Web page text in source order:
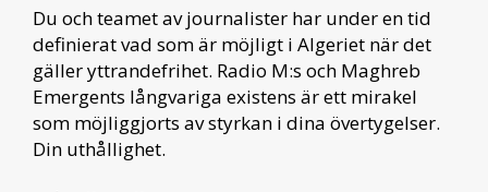
Du och teamet av journalister har under en tid
definierat vad som är möjligt i Algeriet när det
gäller yttrandefrihet. Radio M:s och Maghreb
Emergents långvariga existens är ett mirakel
som möjliggjorts av styrkan i dina övertygelser.
Din uthållighet.